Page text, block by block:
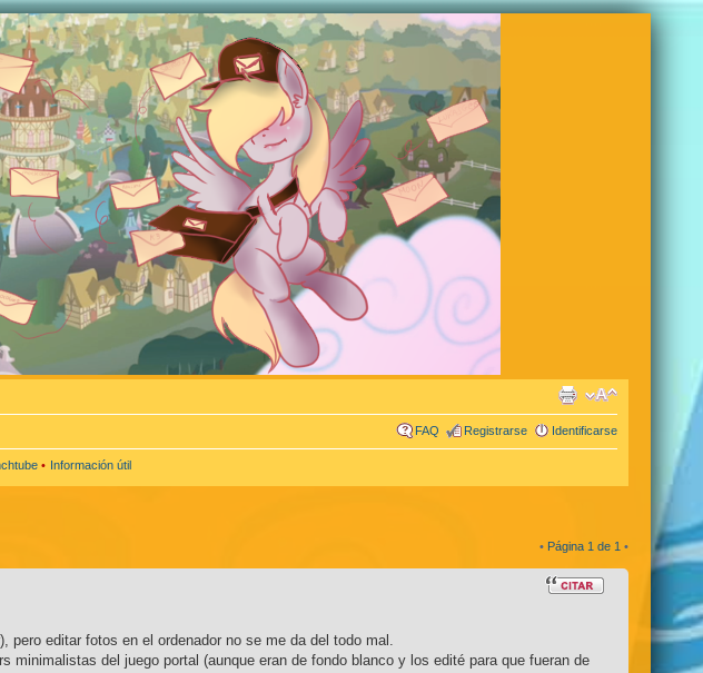
FAQ Registrarse Identificarse
• Información útil
• Página 1 de 1 •
pero editar fotos en el ordenador no se me da del todo mal.
minimalistas del juego portal (aunque eran de fondo blanco y los edité para que fueran de